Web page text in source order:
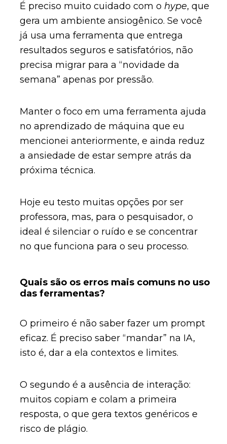
É preciso muito cuidado com o hype, que
gera um ambiente ansiogênico. Se você
já usa uma ferramenta que entrega
resultados seguros e satisfatórios, não
precisa migrar para a “novidade da
semana” apenas por pressão.
Manter o foco em uma ferramenta ajuda
no aprendizado de máquina que eu
mencionei anteriormente, e ainda reduz
a ansiedade de estar sempre atrás da
próxima técnica.
Hoje eu testo muitas opções por ser
professora, mas, para o pesquisador, o
ideal é silenciar o ruído e se concentrar
no que funciona para o seu processo.
Quais são os erros mais comuns no uso
das ferramentas?
O primeiro é não saber fazer um prompt
eficaz. É preciso saber “mandar” na IA,
isto é, dar a ela contextos e limites.
O segundo é a ausência de interação:
muitos copiam e colam a primeira
resposta, o que gera textos genéricos e
risco de plágio.